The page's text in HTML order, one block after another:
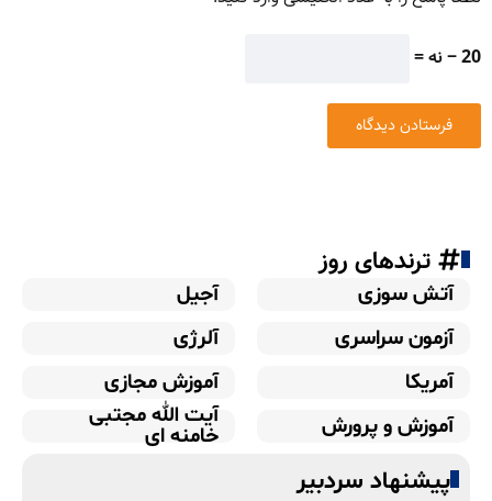
20 − نه =
ترندهای روز
آتش سوزی
آجیل
آزمون سراسری
آلرژی
آمریکا
آموزش مجازی
آموزش و پرورش
آیت الله مجتبی
خامنه ای
پیشنهاد سردبیر